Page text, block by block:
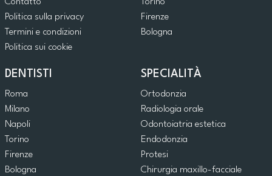
Politica sulla privacy
Termini e condizioni
Politica sui cookie
Firenze
Bologna
DENTISTI
Roma
Milano
Napoli
Torino
Firenze
Bologna
SPECIALITÀ
Ortodonzia
Radiologia orale
Odontoiatria estetica
Endodonzia
Protesi
Chirurgia maxillo-facciale